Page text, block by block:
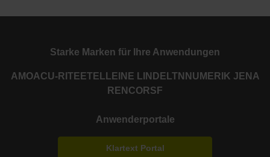
Starke Marken für Ihre Anwendungen
AMOACU-RITE ETEL LEINE LINDE LTN NUMERIK JENA
RENCORSF
Anwenderportale
Klartext Portal